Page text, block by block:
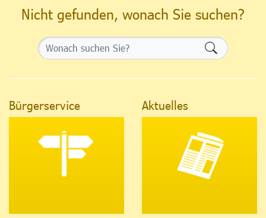
Nicht gefunden, wonach Sie suchen?
Bürgerservice Aktuelles